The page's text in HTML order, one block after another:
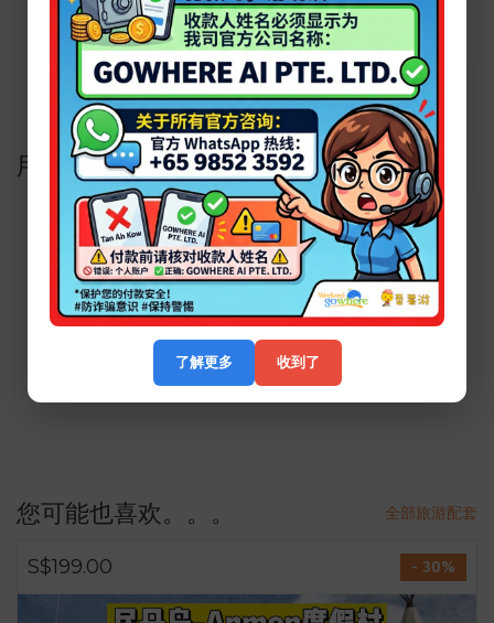
了解更多 收到了
用户评论
暂时还没有用户评论。
提交评论
欲填写评论，请先
您可能也喜欢。。。 全部旅游配套
S$199.00 - 30%